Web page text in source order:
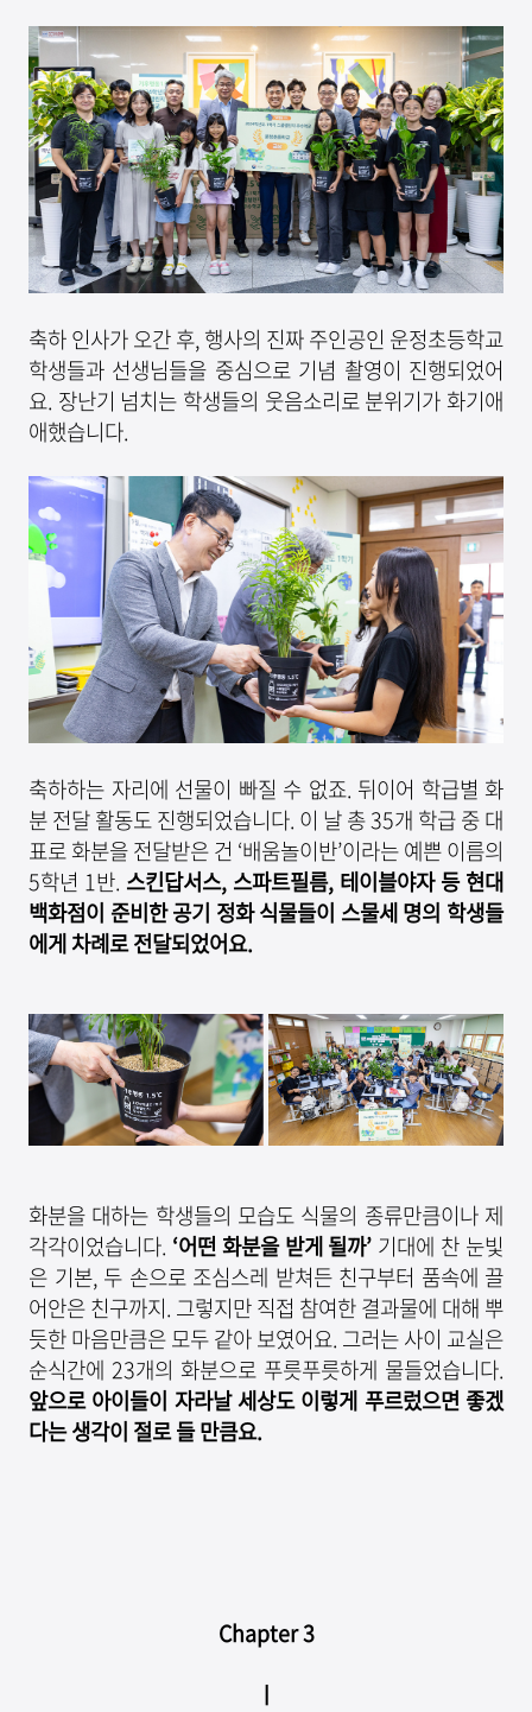
축하 인사가 오간 후, 행사의 진짜 주인공인 운정초등학교
학생들과 선생님들을 중심으로 기념 촬영이 진행되었어
요. 장난기 넘치는 학생들의 웃음소리로 분위기가 화기애
애했습니다.
축하하는 자리에 선물이 빠질 수 없죠. 뒤이어 학급별 화
분 전달 활동도 진행되었습니다. 이 날 총 35개 학급 중 대
표로 화분을 전달받은 건 ‘배움놀이반’이라는 예쁜 이름의
5학년 1반. 스킨답서스, 스파트필름, 테이블야자 등 현대
백화점이 준비한 공기 정화 식물들이 스물세 명의 학생들
에게 차례로 전달되었어요.
화분을 대하는 학생들의 모습도 식물의 종류만큼이나 제
각각이었습니다. ‘어떤 화분을 받게 될까’ 기대에 찬 눈빛
은 기본, 두 손으로 조심스레 받쳐든 친구부터 품속에 끌
어안은 친구까지. 그렇지만 직접 참여한 결과물에 대해 뿌
듯한 마음만큼은 모두 같아 보였어요. 그러는 사이 교실은
순식간에 23개의 화분으로 푸릇푸릇하게 물들었습니다.
앞으로 아이들이 자라날 세상도 이렇게 푸르렀으면 좋겠
다는 생각이 절로 들 만큼요.
Chapter 3
ㅣ